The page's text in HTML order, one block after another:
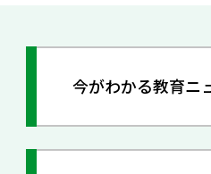
今がわかる教育ニ